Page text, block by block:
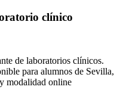
clínico
de laboratorios clínicos.
para alumnos de Sevilla,
y modalidad online